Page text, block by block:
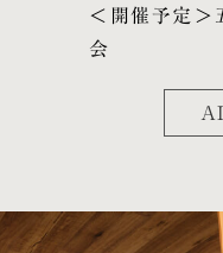
＜開催予定＞
会